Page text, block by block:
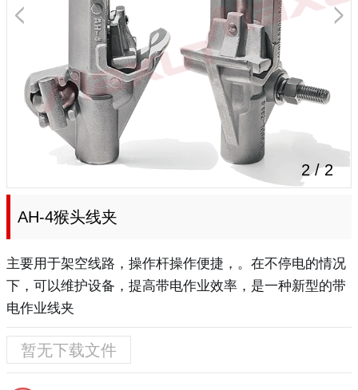
2/2
AH-4猴头线夹
主要用于架空线路，操作杆操作便捷，。在不停电的情况
下，可以维护设备，提高带电作业效率，是一种新型的带
电作业线夹
暂无下载文件